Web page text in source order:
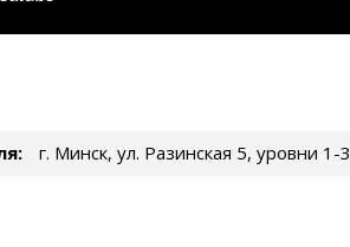
г. Минск, ул. Разинская 5, уровни 1-3